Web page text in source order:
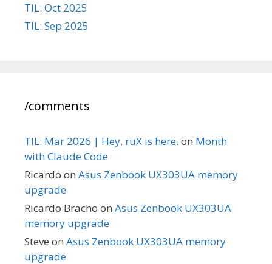
TIL: Oct 2025
TIL: Sep 2025
/comments
TIL: Mar 2026 | Hey, ruX is here. on Month
with Claude Code
Ricardo on Asus Zenbook UX303UA memory
upgrade
Ricardo Bracho on Asus Zenbook UX303UA
memory upgrade
Steve on Asus Zenbook UX303UA memory
upgrade